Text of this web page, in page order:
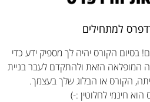
למתחילים
בסיום הקורס יהיה לך מספיק ידע כדי
המופלאה הזאת ולהתקדם לעבר בניית
הקורס או הבלוג שלך בעצמך.
חינמי לחלוטין :-)